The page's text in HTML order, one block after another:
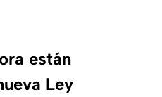
están
Ley